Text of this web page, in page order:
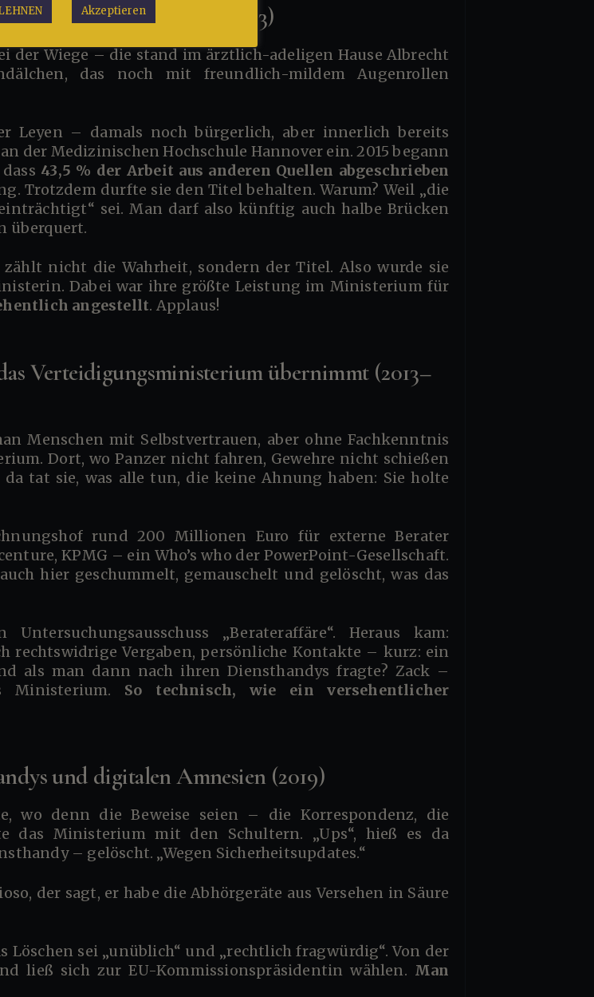
der Uschiwurst (2005–2013)
das noch mit freundlich-mildem Augenrollen
der Medizinischen Hochschule Hannover ein. 2015 begann
43,5 % der Arbeit aus anderen Quellen abgeschrieben
Trotzdem durfte sie den Titel behalten. Warum? Weil „die
sei. Man darf also künftig auch halbe Brücken
überquert.
Dabei war ihre größte Leistung im Ministerium für
angestellt. Applaus!
Verteidigungsministerium übernimmt (2013–
Dort, wo Panzer nicht fahren, Gewehre nicht schießen
tat sie, was alle tun, die keine Ahnung haben: Sie holte
KPMG – ein Who’s who der PowerPoint-Gesellschaft.
hier geschummelt, gemauschelt und gelöscht, was das
rechtswidrige Vergaben, persönliche Kontakte – kurz: ein
als man dann nach ihren Diensthandys fragte? Zack –
Ministerium. So technisch, wie ein versehentlicher
und digitalen Amnesien (2019)
das Ministerium mit den Schultern. „Ups“, hieß es da
– gelöscht. „Wegen Sicherheitsupdates.“
ließ sich zur EU-Kommissionspräsidentin wählen. Man
Akzeptieren